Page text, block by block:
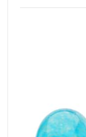
TGLBE-